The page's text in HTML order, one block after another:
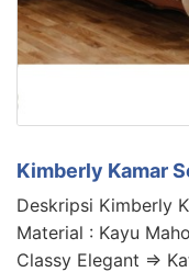
Kimberly Kamar
Deskripsi Kimberly
Material : Kayu
Classy Elegant =>